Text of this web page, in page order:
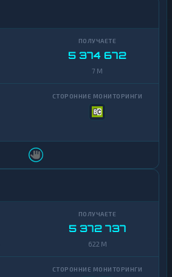
5 374 672
7 M
5 372 737
622 M